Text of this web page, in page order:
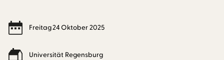
Freitag24Oktober2025
Universität Regensburg